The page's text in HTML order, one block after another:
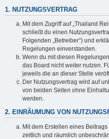
1. NUTZUNGSVERTRAG
Mit dem Zugriff auf „Thailand
schließt du einen
Folgenden „Betreiber“) und
Regelungen einverstanden.
Wenn du mit diesen
das Board nicht weiter nutzen.
jeweils die an dieser Stelle
Der Nutzungsvertrag wird auf
von beiden Seiten ohne
werden.
2. EINRÄUMUNG VON
Mit dem Erstellen eines
zeitlich und räumlich